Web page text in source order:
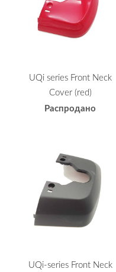
UQi series Front Neck
Cover (red)
Распродано
UQi-series Front Neck